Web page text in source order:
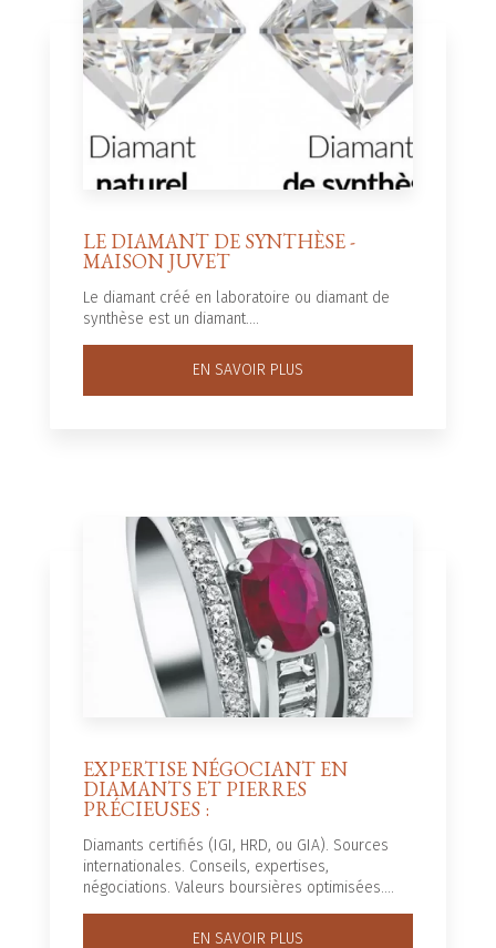
LE DIAMANT DE SYNTHÈSE -
MAISON JUVET
Le diamant créé en laboratoire ou diamant de
synthèse est un diamant....
EN SAVOIR PLUS
EXPERTISE NÉGOCIANT EN
DIAMANTS ET PIERRES
PRÉCIEUSES :
Diamants certifiés (IGI, HRD, ou GIA). Sources
internationales. Conseils, expertises,
négociations. Valeurs boursières optimisées....
EN SAVOIR PLUS